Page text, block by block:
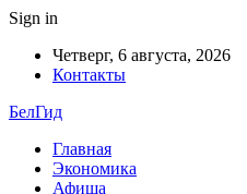
Sign in
Четверг, 6 августа, 2026
Контакты
БелГид
Главная
Экономика
Афиша